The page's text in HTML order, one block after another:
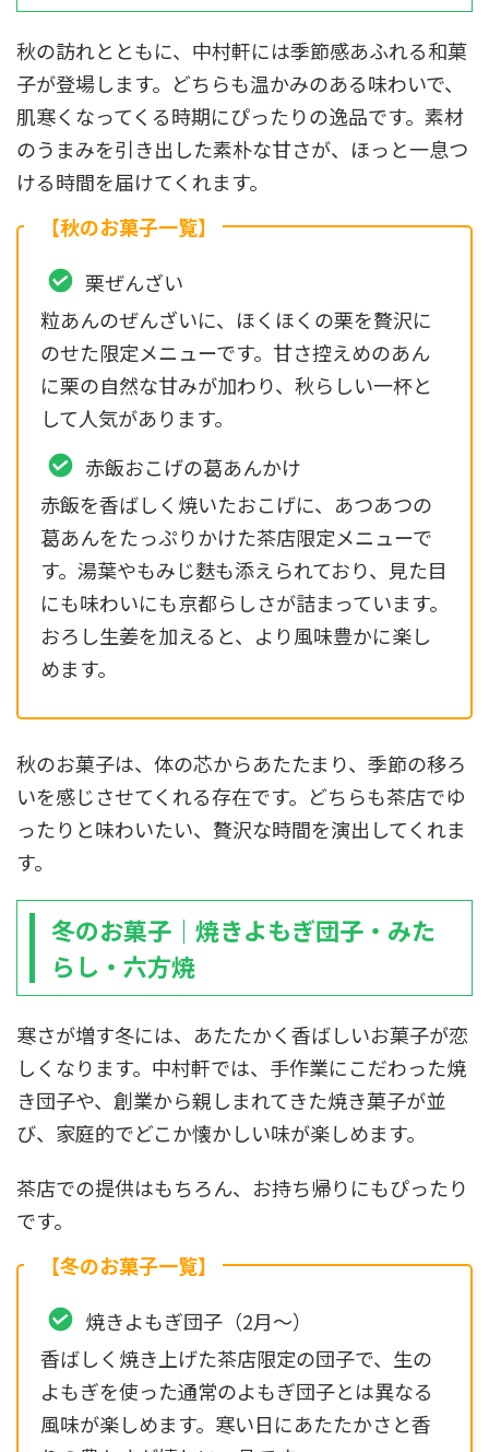
秋の訪れとともに、中村軒には季節感あふれる和菓
子が登場します。どちらも温かみのある味わいで、
肌寒くなってくる時期にぴったりの逸品です。素材
のうまみを引き出した素朴な甘さが、ほっと一息つ
ける時間を届けてくれます。
【秋のお菓子一覧】
栗ぜんざい
粒あんのぜんざいに、ほくほくの栗を贅沢に
のせた限定メニューです。甘さ控えめのあん
に栗の自然な甘みが加わり、秋らしい一杯と
して人気があります。
赤飯おこげの葛あんかけ
赤飯を香ばしく焼いたおこげに、あつあつの
葛あんをたっぷりかけた茶店限定メニューで
す。湯葉やもみじ麩も添えられており、見た目
にも味わいにも京都らしさが詰まっています。
おろし生姜を加えると、より風味豊かに楽し
めます。
秋のお菓子は、体の芯からあたたまり、季節の移ろ
いを感じさせてくれる存在です。どちらも茶店でゆ
ったりと味わいたい、贅沢な時間を演出してくれま
す。
冬のお菓子｜焼きよもぎ団子・みた
らし・六方焼
寒さが増す冬には、あたたかく香ばしいお菓子が恋
しくなります。中村軒では、手作業にこだわった焼
き団子や、創業から親しまれてきた焼き菓子が並
び、家庭的でどこか懐かしい味が楽しめます。
茶店での提供はもちろん、お持ち帰りにもぴったり
です。
【冬のお菓子一覧】
焼きよもぎ団子（2月〜）
香ばしく焼き上げた茶店限定の団子で、生の
よもぎを使った通常のよもぎ団子とは異なる
風味が楽しめます。寒い日にあたたかさと香